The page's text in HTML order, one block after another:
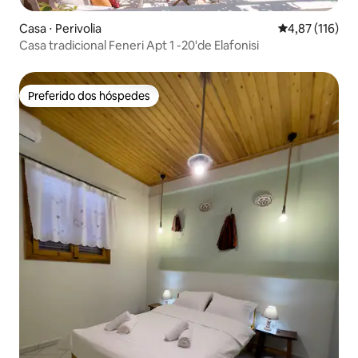
Casa ⋅ Perivolia 4,87 de uma
4,87 (116)
Casa tradicional Feneri Apt 1 -20'de Elafonisi
Preferido dos hóspedes
Preferido dos hóspedes